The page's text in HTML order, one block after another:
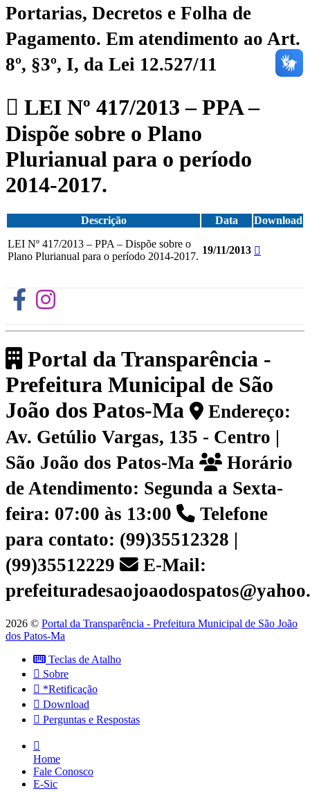
Portarias, Decretos e Folha de
Pagamento. Em atendimento ao Art.
8º, §3º, I, da Lei 12.527/11
LEI Nº 417/2013 – PPA –
Dispõe sobre o Plano
Plurianual para o período
2014-2017.
Descrição Data
Download
LEI Nº 417/2013 – PPA – Dispõe sobre o
Plano Plurianual para o período 2014-2017.
19/11/2013
Portal da Transparência -
Prefeitura Municipal de São
João dos Patos-Ma
Endereço:
Av. Getúlio Vargas, 135 - Centro |
São João dos Patos-Ma
Horário
de Atendimento: Segunda a Sexta-
feira: 07:00 às 13:00
Telefone
para contato: (99)35512328 |
(99)35512229
E-Mail:
2026 © Portal da Transparência - Prefeitura Municipal de São João
dos Patos-Ma
Teclas de Atalho
Sobre
*Retificação
Download
Perguntas e Respostas
Home
Fale Conosco
E-Sic